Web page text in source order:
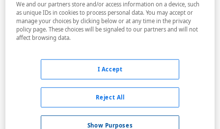
Hilton Garden Inn
Cleveland/Twinsburg
We and our partners store and/or access information on a device, such
as unique IDs in cookies to process personal data. You may accept or
manage your choices by clicking below or at any time in the privacy
policy page. These choices will be signaled to our partners and will not
affect browsing data.
Show Purposes
Reject All
I Accept